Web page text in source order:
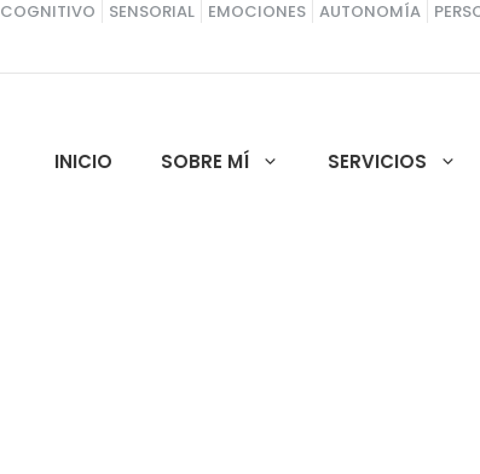
COGNITIVO SENSORIAL EMOCIONES AUTONOMÍA
INICIO SOBRE MÍ SERVICIOS